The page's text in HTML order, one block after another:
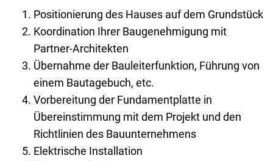
Positionierung des Hauses auf dem Grundstück
Koordination Ihrer Baugenehmigung mit
Partner-Architekten
Übernahme der Bauleiterfunktion, Führung von
einem Bautagebuch, etc.
Vorbereitung der Fundamentplatte in
Übereinstimmung mit dem Projekt und den
Richtlinien des Bauunternehmens
Elektrische Installation